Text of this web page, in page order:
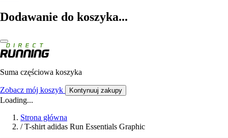
Dodawanie do koszyka...
Suma częściowa koszyka
Zobacz mój koszyk Kontynuuj zakupy
Loading...
Strona główna
/ T-shirt adidas Run Essentials Graphic